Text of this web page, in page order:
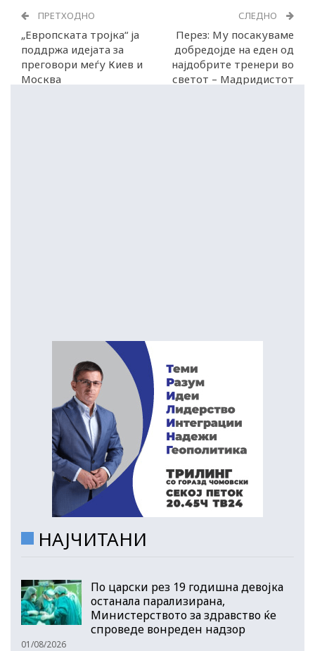
ПРЕТХОДНО
„Европската тројка“ ја
поддржа идејата за
преговори меѓу Киев и
Москва
СЛЕДНО
Перез: Му посакуваме
добредојде на еден од
најдобрите тренери во
светот – Мадридистот
НАЈЧИТАНИ
По царски рез 19 годишна девојка
останала парализирана,
Министерството за здравство ќе
спроведе вонреден надзор
01/08/2026